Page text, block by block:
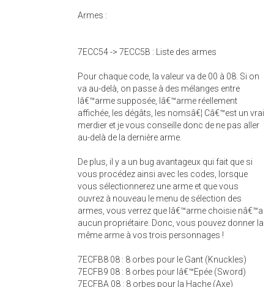
Armes :
7ECC54 -> 7ECC5B : Liste des armes
Pour chaque code, la valeur va de 00 à 08. Si on
va au-delà, on passe à des mélanges entre
lâ€™arme supposée, lâ€™arme réellement
affichée, les dégâts, les nomsâ€¦ Câ€™est un vrai
merdier et je vous conseille donc de ne pas aller
au-delà de la dernière arme.
De plus, il y a un bug avantageux qui fait que si
vous procédez ainsi avec les codes, lorsque
vous sélectionnerez une arme et que vous
ouvrez à nouveau le menu de sélection des
armes, vous verrez que lâ€™arme choisie nâ€™a
aucun propriétaire. Donc, vous pouvez donner la
même arme à vos trois personnages !
7ECFB8 08 : 8 orbes pour le Gant (Knuckles)
7ECFB9 08 : 8 orbes pour lâ€™Epée (Sword)
7ECFBA 08 : 8 orbes pour la Hache (Axe)